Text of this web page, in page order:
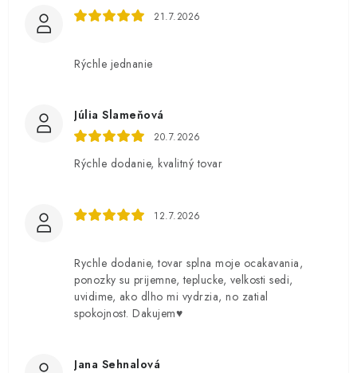
21.7.2026
Rýchle jednanie
Júlia Slameňová
20.7.2026
Rýchle dodanie, kvalitný tovar
12.7.2026
Rychle dodanie, tovar splna moje ocakavania,
ponozky su prijemne, teplucke, velkosti sedi,
uvidime, ako dlho mi vydrzia, no zatial
spokojnost. Dakujem♥️
Jana Sehnalová